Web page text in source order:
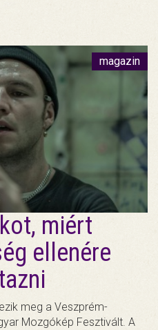
magazin
miért
ellenére
meg a Veszprém-
Mozgókép Fesztivált. A